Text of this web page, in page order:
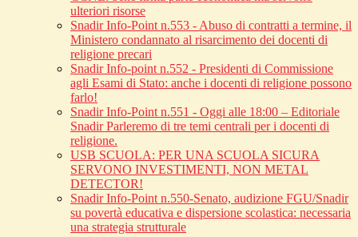
ulteriori risorse
Snadir Info-Point n.553 - Abuso di contratti a termine, il
Ministero condannato al risarcimento dei docenti di
religione precari
Snadir Info-point n.552 - Presidenti di Commissione
agli Esami di Stato: anche i docenti di religione possono
farlo!
Snadir Info-Point n.551 - Oggi alle 18:00 – Editoriale
Snadir Parleremo di tre temi centrali per i docenti di
religione.
USB SCUOLA: PER UNA SCUOLA SICURA
SERVONO INVESTIMENTI, NON METAL
DETECTOR!
Snadir Info-Point n.550-Senato, audizione FGU/Snadir
su povertà educativa e dispersione scolastica: necessaria
una strategia strutturale